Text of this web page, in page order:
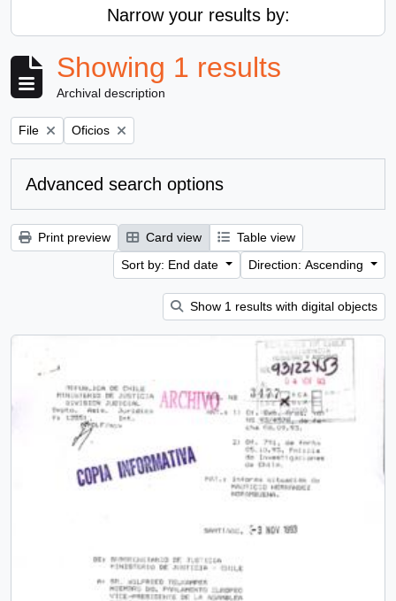
Narrow your results by:
Showing 1 results
Archival description
Remove filter:
File Remove filter:
Oficios
Advanced search options
Print preview Card view
Table view
Sort by: End date
Direction: Ascending
Show 1 results with digital objects